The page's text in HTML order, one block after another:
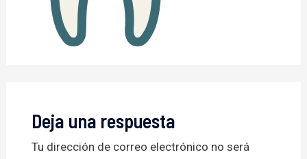
Deja una respuesta
Tu dirección de correo electrónico no será